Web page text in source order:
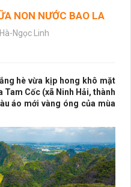
NON NƯỚC BAO LA
Ngọc Linh
hè vừa kịp hong khô mặt
Cốc (xã Ninh Hải, thành
áo mới vàng óng của mùa